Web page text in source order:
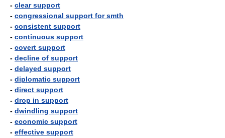
- clear support
- congressional support for smth
- consistent support
- continuous support
- covert support
- decline of support
- delayed support
- diplomatic support
- direct support
- drop in support
- dwindling support
- economic support
- effective support